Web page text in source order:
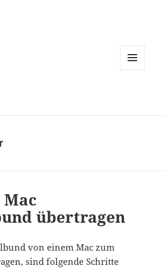
übertragen
von einem Mac zum
sind folgende Schritte